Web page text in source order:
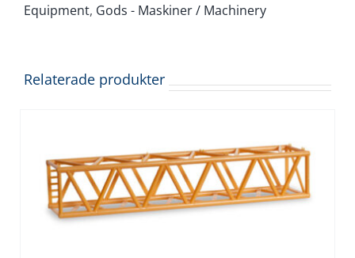
Equipment, Gods - Maskiner / Machinery
Relaterade produkter